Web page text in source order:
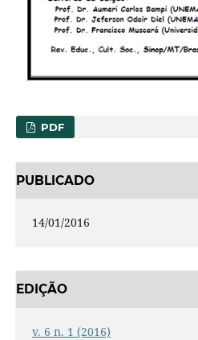
PDF
PUBLICADO
14/01/2016
EDIÇÃO
v. 6 n. 1 (2016)